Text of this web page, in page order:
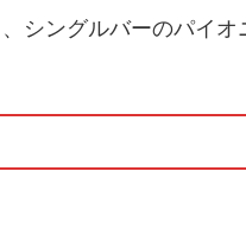
シングルバーのパイ